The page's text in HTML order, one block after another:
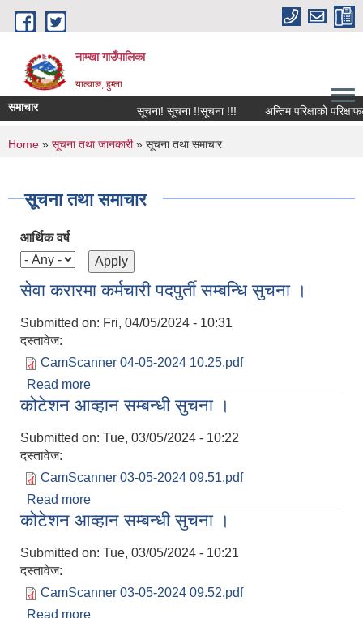
Skip to main content
नाम्खा गाउँपालिका
याल्वाङ, हुम्ला
समाचार सूचना! सूचना !!सूचना !!! अन्तिम परिक्षाको
You are here
Home » सूचना तथा जानकारी» सूचना तथा समाचार
सूचना तथा समाचार
आर्थिक वर्ष
सेवा करारमा कर्मचारी पदपुर्ती सम्बन्धि सुचना ।
Submitted on: Fri, 04/05/2024 - 10:31
दस्तावेज:
CamScanner 04-05-2024 10.25.pdf
Read more
कोटेशन आव्हान सम्बन्धी सुचना ।
Submitted on: Tue, 03/05/2024 - 10:22
दस्तावेज:
CamScanner 03-05-2024 09.51.pdf
Read more
कोटेशन आव्हान सम्बन्धी सुचना ।
Submitted on: Tue, 03/05/2024 - 10:21
दस्तावेज:
CamScanner 03-05-2024 09.52.pdf
Read more